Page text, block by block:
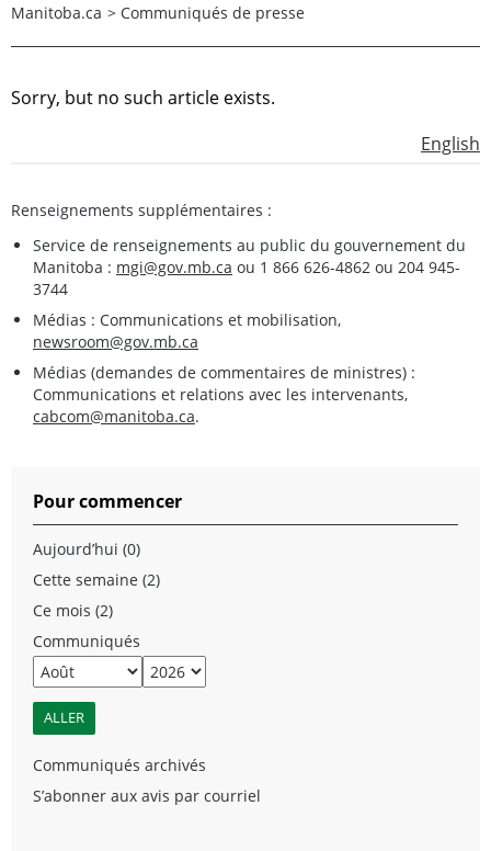
Manitoba.ca > Communiqués de presse
Sorry, but no such article exists.
English
Renseignements supplémentaires :
Service de renseignements au public du gouvernement du
Manitoba : mgi@gov.mb.ca ou 1 866 626-4862 ou 204 945-
3744
Médias : Communications et mobilisation,
newsroom@gov.mb.ca
Médias (demandes de commentaires de ministres) :
Communications et relations avec les intervenants,
cabcom@manitoba.ca.
Pour commencer
Aujourd’hui (0)
Cette semaine (2)
Ce mois (2)
Communiqués
Communiqués archivés
S’abonner aux avis par courriel